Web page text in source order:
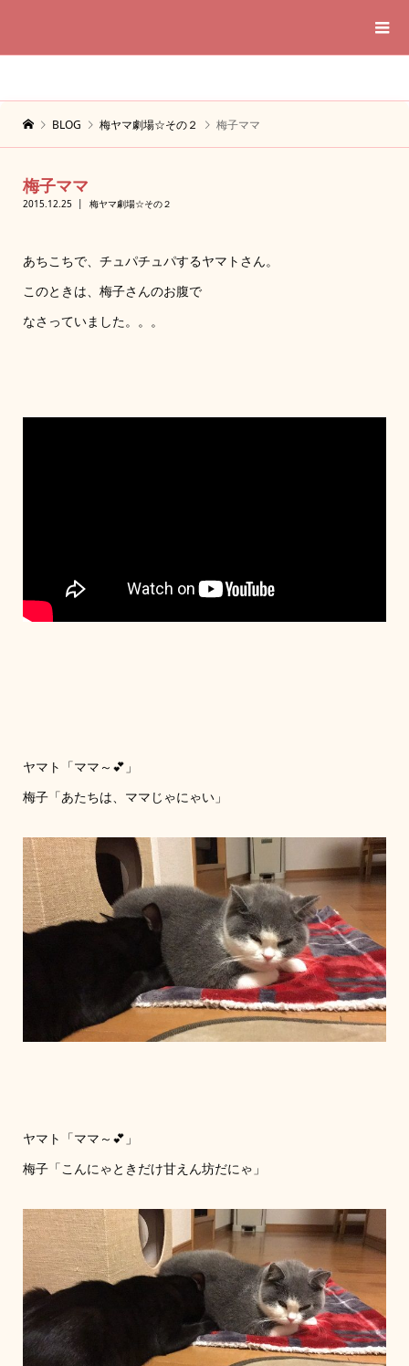
BLOG 梅ヤマ劇場☆その２ 梅子ママ
梅子ママ
2015.12.25 梅ヤマ劇場☆その２
あちこちで、チュパチュパするヤマトさん。
このときは、梅子さんのお腹で
なさっていました。。。
ヤマト「ママ～💕」
梅子「あたちは、ママじゃにゃい」
ヤマト「ママ～💕」
梅子「こんにゃときだけ甘えん坊だにゃ」